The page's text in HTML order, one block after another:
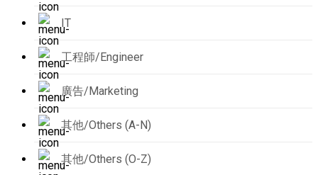
IT
工程師/Engineer
廣告/Marketing
其他/Others (A-N)
其他/Others (O-Z)